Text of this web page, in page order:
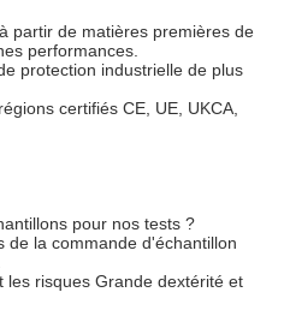
partir de matières premières de
performances.
protection industrielle de plus
certifiés CE, UE, UKCA,
pour nos tests ?
de la commande d'échantillon
les risques Grande dextérité et